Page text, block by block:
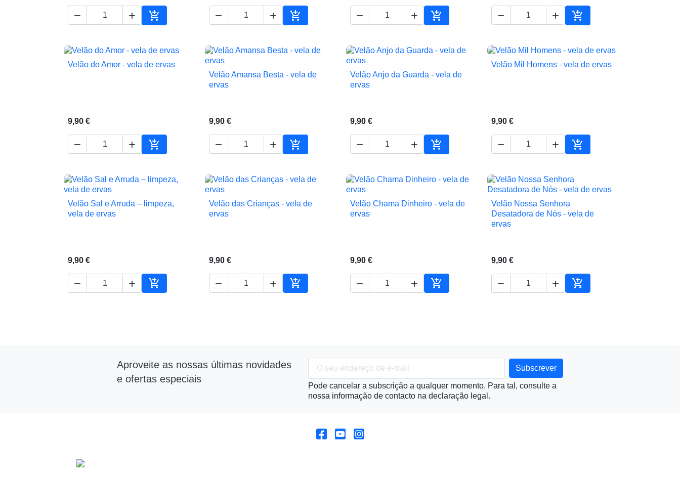
  
Adicionar ao carrinho
  
Adicionar ao carrinho
  
Adicionar ao carrinho
  
Adicionar ao carrinho
 Vista rápida
Velão do Amor - vela de ervas
9,90 €
  
Adicionar ao carrinho
 Vista rápida
Velão Amansa Besta - vela de
ervas
9,90 €
  
Adicionar ao carrinho
 Vista rápida
Velão Anjo da Guarda - vela de
ervas
9,90 €
  
Adicionar ao carrinho
 Vista rápida
Velão Mil Homens - vela de ervas
9,90 €
  
Adicionar ao carrinho
 Vista rápida
Velão Sal e Arruda – limpeza,
vela de ervas
9,90 €
  
Adicionar ao carrinho
 Vista rápida
Velão das Crianças - vela de
ervas
9,90 €
  
Adicionar ao carrinho
 Vista rápida
Velão Chama Dinheiro - vela de
ervas
9,90 €
  
Adicionar ao carrinho
 Vista rápida
Velão Nossa Senhora
Desatadora de Nós - vela de
ervas
9,90 €
  
Adicionar ao carrinho
Aproveite as nossas últimas novidades
e ofertas especiais
Pode cancelar a subscrição a qualquer momento. Para tal, consulte a
nossa informação de contacto na declaração legal.